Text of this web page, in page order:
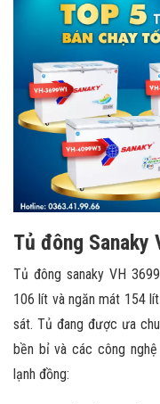
Tủ đông Sanaky
Tủ đông sanaky VH
106 lít và ngăn mát 154
sát. Tủ đang được ưa
bền bỉ và các công
lạnh đồng: